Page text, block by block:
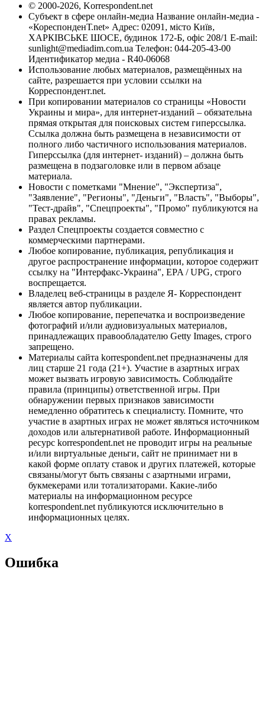
© 2000-2026, Korrespondent.net
Субъект в сфере онлайн-медиа Название онлайн-медиа -
«КореспонденТ.net» Адрес: 02091, місто Київ,
ХАРКІВСЬКЕ ШОСЕ, будинок 172-Б, офіс 208/1 E-mail:
sunlight@mediadim.com.ua Телефон: 044-205-43-00
Идентификатор медиа - R40-06068
Использование любых материалов, размещённых на
сайте, разрешается при условии ссылки на
Корреспондент.net.
При копировании материалов со страницы «Новости
Украины и мира», для интернет-изданий – обязательна
прямая открытая для поисковых систем гиперссылка.
Ссылка должна быть размещена в независимости от
полного либо частичного использования материалов.
Гиперссылка (для интернет- изданий) – должна быть
размещена в подзаголовке или в первом абзаце
материала.
Новости с пометками "Мнение", "Экспертиза",
"Заявление", "Регионы", "Деньги", "Власть", "Выборы",
"Тест-драйв", "Спецпроекты", "Промо" публикуются на
правах рекламы.
Раздел Спецпроекты создается совместно с
коммерческими партнерами.
Любое копирование, публикация, републикация и
другое распространение информации, которое содержит
ссылку на "Интерфакс-Украина", EPA / UPG, строго
воспрещается.
Владелец веб-страницы в разделе Я- Корреспондент
является автор публикации.
Любое копирование, перепечатка и воспроизведение
фотографий и/или аудиовизуальных материалов,
принадлежащих правообладателю Getty Images, строго
запрещено.
Материалы сайта korrespondent.net предназначены для
лиц старше 21 года (21+). Участие в азартных играх
может вызвать игровую зависимость. Соблюдайте
правила (принципы) ответственной игры. При
обнаружении первых признаков зависимости
немедленно обратитесь к специалисту. Помните, что
участие в азартных играх не может являться источником
доходов или альтернативой работе. Информационный
ресурс korrespondent.net не проводит игры на реальные
и/или виртуальные деньги, сайт не принимает ни в
какой форме оплату ставок и других платежей, которые
связаны/могут быть связаны с азартными играми,
букмекерами или тотализаторами. Какие-либо
материалы на информационном ресурсе
korrespondent.net публикуются исключительно в
информационных целях.
X
Ошибка